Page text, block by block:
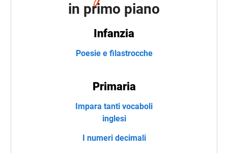
in primo piano
Infanzia
Poesie e filastrocche
Primaria
Impara tanti vocaboli
inglesi
I numeri decimali